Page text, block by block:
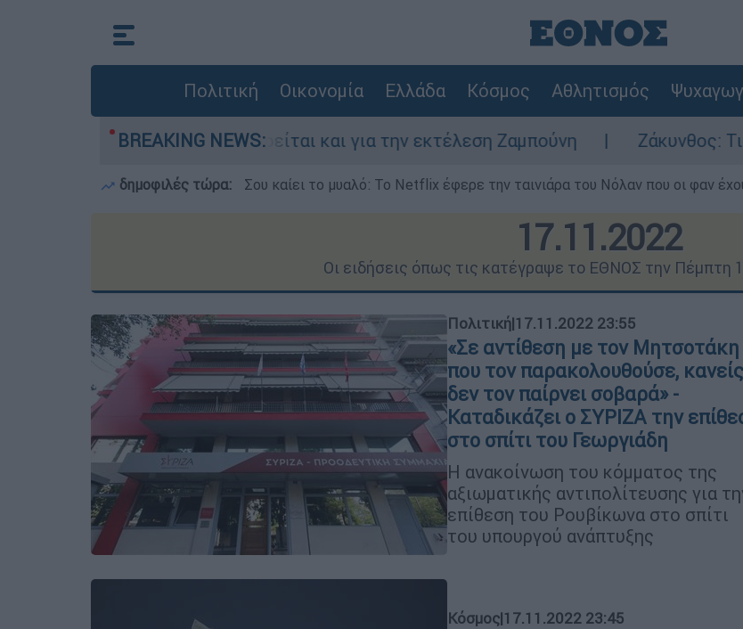
Πολιτική Οικονομία Ελλάδα Κόσμος Αθλητισμός
BREAKING NEWS:
- Κατηγορείται και για την εκτέλεση Ζαμπούνη Ζάκυνθος: Τι απαντά η ΕΛΑΣ
δημοφιλές τώρα: Σου καίει το μυαλό: Το Netflix έφερε την ταινιάρα του Νόλαν που οι φαν
17.11.2022
Οι ειδήσεις όπως τις κατέγραψε το ΕΘΝΟΣ την Πέμπτη
Πολιτική|17.11.2022 23:55
«Σε αντίθεση με τον Μητσοτάκη
που τον παρακολουθούσε, κανείς
δεν τον παίρνει σοβαρά» -
Καταδικάζει ο ΣΥΡΙΖΑ την
στο σπίτι του Γεωργιάδη
Η ανακοίνωση του κόμματος της
αξιωματικής αντιπολίτευσης για
επίθεση του Ρουβίκωνα στο σπίτι
του υπουργού ανάπτυξης
Κόσμος|17.11.2022 23:45